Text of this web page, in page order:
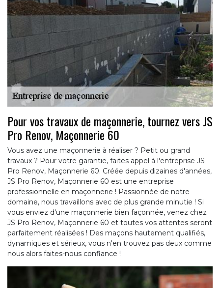
Pour vos travaux de maçonnerie, tournez vers JS
Pro Renov, Maçonnerie 60
Vous avez une maçonnerie à réaliser ? Petit ou grand
travaux ? Pour votre garantie, faites appel à l'entreprise JS
Pro Renov, Maçonnerie 60. Créée depuis dizaines d'années,
JS Pro Renov, Maçonnerie 60 est une entreprise
professionnelle en maçonnerie ! Passionnée de notre
domaine, nous travaillons avec de plus grande minutie ! Si
vous enviez d'une maçonnerie bien façonnée, venez chez
JS Pro Renov, Maçonnerie 60 et toutes vos attentes seront
parfaitement réalisées ! Des maçons hautement qualifiés,
dynamiques et sérieux, vous n'en trouvez pas deux comme
nous alors faites-nous confiance !